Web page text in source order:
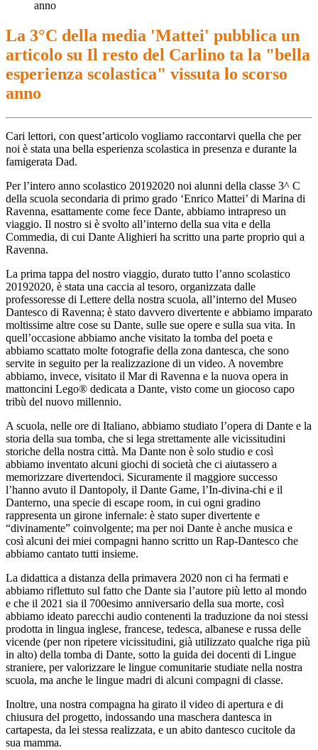
anno
La 3°C della media 'Mattei' pubblica un
articolo su Il resto del Carlino ta la "bella
esperienza scolastica" vissuta lo scorso
anno
Cari lettori, con quest’articolo vogliamo raccontarvi quella che per
noi è stata una bella esperienza scolastica in presenza e durante la
famigerata Dad.
Per l’intero anno scolastico 20192020 noi alunni della classe 3^ C
della scuola secondaria di primo grado ‘Enrico Mattei’ di Marina di
Ravenna, esattamente come fece Dante, abbiamo intrapreso un
viaggio. Il nostro si è svolto all’interno della sua vita e della
Commedia, di cui Dante Alighieri ha scritto una parte proprio qui a
Ravenna.
La prima tappa del nostro viaggio, durato tutto l’anno scolastico
20192020, è stata una caccia al tesoro, organizzata dalle
professoresse di Lettere della nostra scuola, all’interno del Museo
Dantesco di Ravenna; è stato davvero divertente e abbiamo imparato
moltissime altre cose su Dante, sulle sue opere e sulla sua vita. In
quell’occasione abbiamo anche visitato la tomba del poeta e
abbiamo scattato molte fotografie della zona dantesca, che sono
servite in seguito per la realizzazione di un video. A novembre
abbiamo, invece, visitato il Mar di Ravenna e la nuova opera in
mattoncini Lego® dedicata a Dante, visto come un giocoso capo
tribù del nuovo millennio.
A scuola, nelle ore di Italiano, abbiamo studiato l’opera di Dante e la
storia della sua tomba, che si lega strettamente alle vicissitudini
storiche della nostra città. Ma Dante non è solo studio e così
abbiamo inventato alcuni giochi di società che ci aiutassero a
memorizzare divertendoci. Sicuramente il maggiore successo
l’hanno avuto il Dantopoly, il Dante Game, l’In-divina-chi e il
Danterno, una specie di escape room, in cui ogni gradino
rappresenta un girone infernale: è stato super divertente e
“divinamente” coinvolgente; ma per noi Dante è anche musica e
così alcuni dei miei compagni hanno scritto un Rap-Dantesco che
abbiamo cantato tutti insieme.
La didattica a distanza della primavera 2020 non ci ha fermati e
abbiamo riflettuto sul fatto che Dante sia l’autore più letto al mondo
e che il 2021 sia il 700esimo anniversario della sua morte, così
abbiamo ideato parecchi audio contenenti la traduzione da noi stessi
prodotta in lingua inglese, francese, tedesca, albanese e russa delle
vicende (per non ripetere vicissitudini, già utilizzato qualche riga più
in alto) della tomba di Dante, sotto la guida dei docenti di Lingue
straniere, per valorizzare le lingue comunitarie studiate nella nostra
scuola, ma anche le lingue madri di alcuni compagni di classe.
Inoltre, una nostra compagna ha girato il video di apertura e di
chiusura del progetto, indossando una maschera dantesca in
cartapesta, da lei stessa realizzata, e un abito dantesco cucitole da
sua mamma.